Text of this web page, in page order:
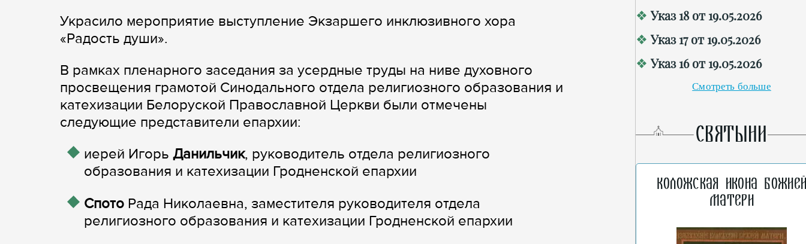
Украсило мероприятие выступление Экзаршего инклюзивного хора
«Радость души».
В рамках пленарного заседания за усердные труды на ниве духовного
просвещения грамотой Синодального отдела религиозного образования и
катехизации Белоруской Православной Церкви были отмечены
следующие представители епархии:
иерей Игорь Данильчик, руководитель отдела религиозного
образования и катехизации Гродненской епархии
Спото Рада Николаевна, заместителя руководителя отдела
религиозного образования и катехизации Гродненской епархии
Указ 18 от 19.05.2026
Указ 17 от 19.05.2026
Указ 16 от 19.05.2026
Смотреть больше
СВЯТЫНИ
Коложская икона
Матери